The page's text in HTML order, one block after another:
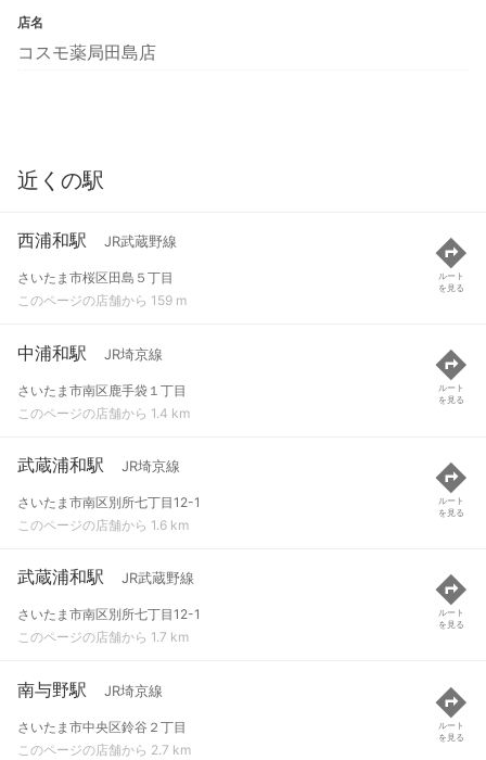
店名
コスモ薬局田島店
近くの駅
西浦和駅 JR武蔵野線
さいたま市桜区田島５丁目
このページの店舗から 159 m
ルート
を見る
中浦和駅 JR埼京線
さいたま市南区鹿手袋１丁目
このページの店舗から 1.4 km
ルート
を見る
武蔵浦和駅 JR埼京線
さいたま市南区別所七丁目12-1
このページの店舗から 1.6 km
ルート
を見る
武蔵浦和駅 JR武蔵野線
さいたま市南区別所七丁目12-1
このページの店舗から 1.7 km
ルート
を見る
南与野駅 JR埼京線
さいたま市中央区鈴谷２丁目
このページの店舗から 2.7 km
ルート
を見る